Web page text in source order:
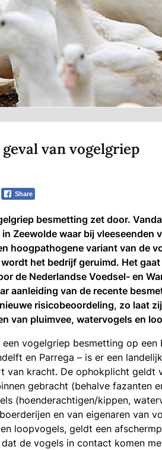
van vogelgriep
Share
besmetting zet door.
Zeewolde waar bij vleeseenden
hoogpathogene variant van de
het bedrijf geruimd. Het
de Nederlandse Voedsel- en
aanleiding van de recente
risicobeoordeling, zo laat
van pluimvee, watervogels en
een vogelgriep besmetting op
en Parrega – is er een
van kracht. De ophokplicht geldt
gebracht (behalve fazanten
(hoenderachtigen/kippen,
en van eigenaren van
loopvogels, geldt een
de vogels in contact komen